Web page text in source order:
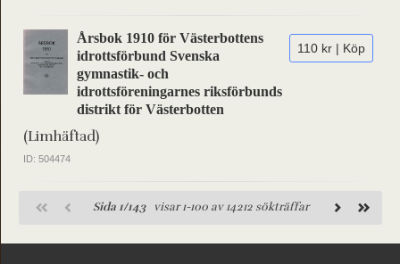
110 kr | Köp
Årsbok 1910 för Västerbottens
idrottsförbund Svenska
gymnastik- och
idrottsföreningarnes riksförbunds
distrikt för Västerbotten
(Limhäftad)
ID: 504474
Sida 1/143visar 1-100 av 14212 sökträffar